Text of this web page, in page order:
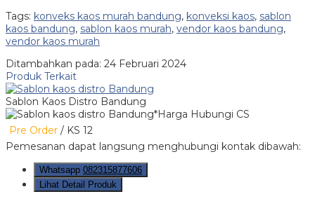
Tags: konveks kaos murah bandung, konveksi kaos, sablon
kaos bandung, sablon kaos murah, vendor kaos bandung,
vendor kaos murah
Ditambahkan pada: 24 Februari 2024
Produk Terkait
Sablon Kaos Distro Bandung
*Harga Hubungi CS
Pre Order / KS 12
Pemesanan dapat langsung menghubungi kontak dibawah:
Whatsapp 082315877606
Lihat Detail Produk